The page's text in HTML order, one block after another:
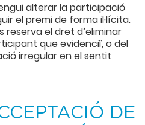
alterar la participació
el premi de forma il·lícita.
reserva el dret d’eliminar
que evidenciï, o del
irregular en el sentit
DE